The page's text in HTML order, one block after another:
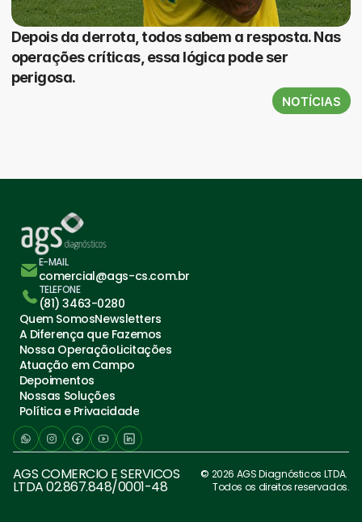
Depois da derrota, todos sabem a resposta. Nas
operações críticas, essa lógica pode ser
perigosa.
NOTÍCIAS
E-MAIL
comercial@ags-cs.com.br
TELEFONE
(81) 3463-0280
Quem SomosNewsletters
A Diferença que Fazemos
Nossa OperaçãoLicitações
Atuação em Campo
Depoimentos
Nossas Soluções
Política e Privacidade
AGS COMERCIO E SERVICOS
LTDA 02.867.848/0001-48
© 2026 AGS Diagnósticos LTDA.
Todos os direitos reservados.